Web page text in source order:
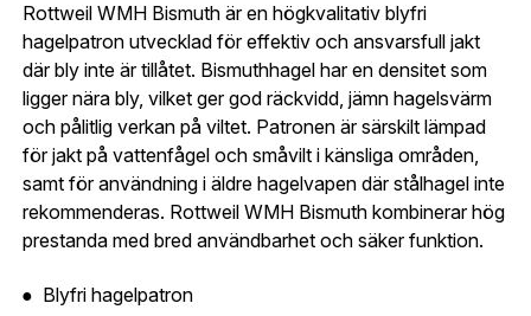
Rottweil WMH Bismuth är en högkvalitativ blyfri
hagelpatron utvecklad för effektiv och ansvarsfull jakt
där bly inte är tillåtet. Bismuthhagel har en densitet som
ligger nära bly, vilket ger god räckvidd, jämn hagelsvärm
och pålitlig verkan på viltet. Patronen är särskilt lämpad
för jakt på vattenfågel och småvilt i känsliga områden,
samt för användning i äldre hagelvapen där stålhagel inte
rekommenderas. Rottweil WMH Bismuth kombinerar hög
prestanda med bred användbarhet och säker funktion.
Blyfri hagelpatron
Skapa konto och handla enklare
Är du företag eller förening?Med ett eget
konto hos oss får du snabbare utcheckning,
översikt över dina beställningar och sparade
uppgifter.
oss så hjälper vi dig att skapa ett konto.
Telefon:*
Land:*
E-post:* (kommer bli ditt användarnamn)
Jag godkänner att mina uppgifter sparas enligt
integritetspolicyn.
Bevaka